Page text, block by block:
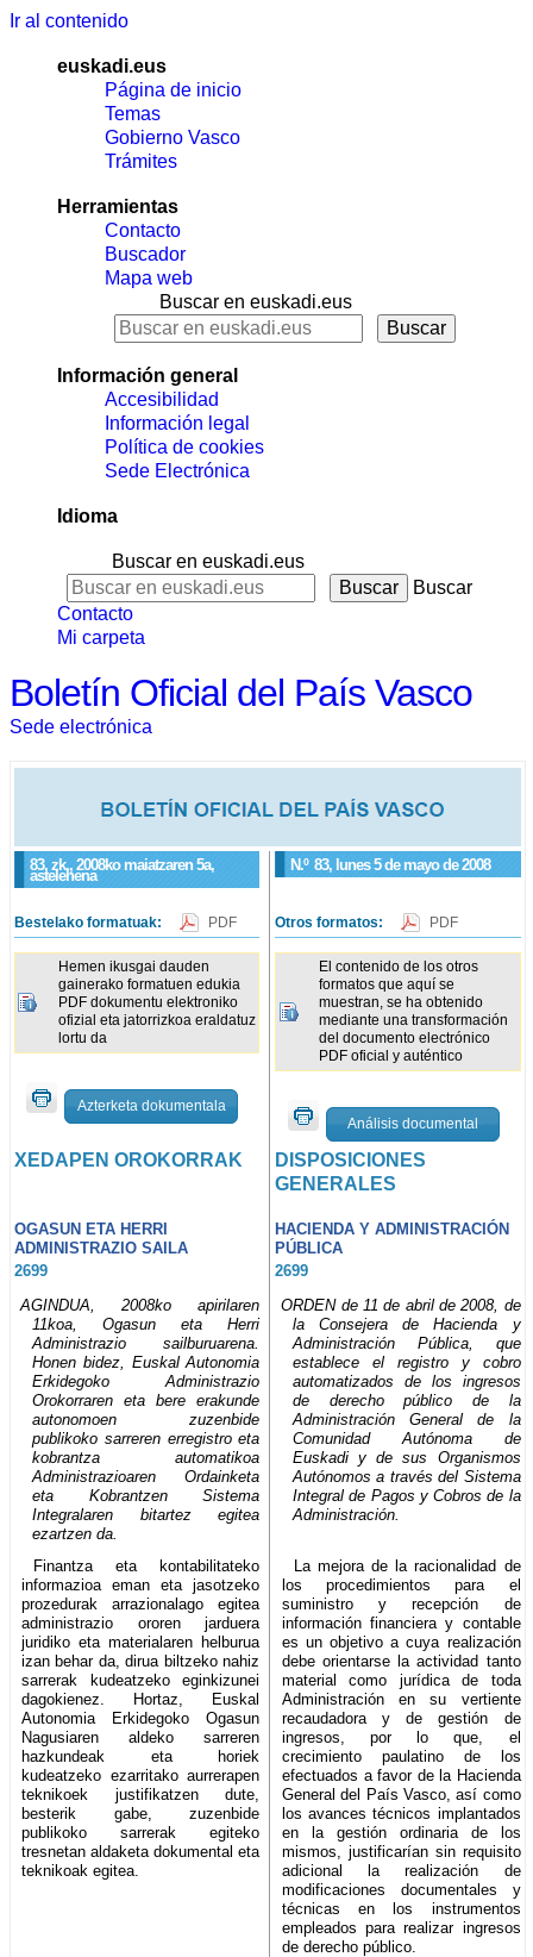
Ir al contenido
euskadi.eus
Página de inicio
Temas
Gobierno Vasco
Trámites
Herramientas
Contacto
Buscador
Mapa web
Buscar en euskadi.eus
Información general
Accesibilidad
Información legal
Política de cookies
Sede Electrónica
Idioma
Buscar en euskadi.eus
Buscar
Contacto
Mi carpeta
Boletín Oficial del País Vasco
Sede electrónica
83. zk., 2008ko maiatzaren 5a,
astelehena
N.º 83, lunes 5 de mayo de 2008
Bestelako formatuak: PDF
Hemen ikusgai dauden
gainerako formatuen edukia
PDF dokumentu elektroniko
ofizial eta jatorrizkoa eraldatuz
lortu da
Azterketa dokumentala
Otros formatos: PDF
El contenido de los otros
formatos que aquí se
muestran, se ha obtenido
mediante una transformación
del documento electrónico
PDF oficial y auténtico
Análisis documental
XEDAPEN OROKORRAK
DISPOSICIONES
GENERALES
OGASUN ETA HERRI
ADMINISTRAZIO SAILA
HACIENDA Y ADMINISTRACIÓN
PÚBLICA
2699
2699
AGINDUA, 2008ko apirilaren
11koa, Ogasun eta Herri
Administrazio sailburuarena.
Honen bidez, Euskal Autonomia
Erkidegoko Administrazio
Orokorraren eta bere erakunde
autonomoen zuzenbide
publikoko sarreren erregistro eta
kobrantza automatikoa
Administrazioaren Ordainketa
eta Kobrantzen Sistema
Integralaren bitartez egitea
ezartzen da.
ORDEN de 11 de abril de 2008, de
la Consejera de Hacienda y
Administración Pública, que
establece el registro y cobro
automatizados de los ingresos
de derecho público de la
Administración General de la
Comunidad Autónoma de
Euskadi y de sus Organismos
Autónomos a través del Sistema
Integral de Pagos y Cobros de la
Administración.
Finantza eta kontabilitateko
informazioa eman eta jasotzeko
prozedurak arrazionalago egitea
administrazio ororen jarduera
juridiko eta materialaren helburua
izan behar da, dirua biltzeko nahiz
sarrerak kudeatzeko eginkizunei
dagokienez. Hortaz, Euskal
Autonomia Erkidegoko Ogasun
Nagusiaren aldeko sarreren
hazkundeak eta horiek
kudeatzeko ezarritako aurrerapen
teknikoek justifikatzen dute,
besterik gabe, zuzenbide
publikoko sarrerak egiteko
tresnetan aldaketa dokumental eta
teknikoak egitea.
La mejora de la racionalidad de
los procedimientos para el
suministro y recepción de
información financiera y contable
es un objetivo a cuya realización
debe orientarse la actividad tanto
material como jurídica de toda
Administración en su vertiente
recaudadora y de gestión de
ingresos, por lo que, el
crecimiento paulatino de los
efectuados a favor de la Hacienda
General del País Vasco, así como
los avances técnicos implantados
en la gestión ordinaria de los
mismos, justificarían sin requisito
adicional la realización de
modificaciones documentales y
técnicas en los instrumentos
empleados para realizar ingresos
de derecho público.